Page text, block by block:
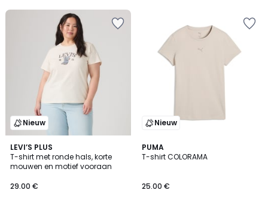
Nieuw
LEVI’S PLUS
T-shirt met ronde hals, korte
mouwen en motief vooraan
29.00 €
Nieuw
PUMA
T-shirt COLORAMA
25.00 €